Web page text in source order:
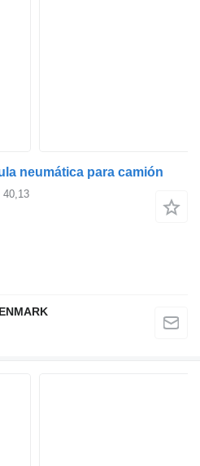
neumática para camión
40,13